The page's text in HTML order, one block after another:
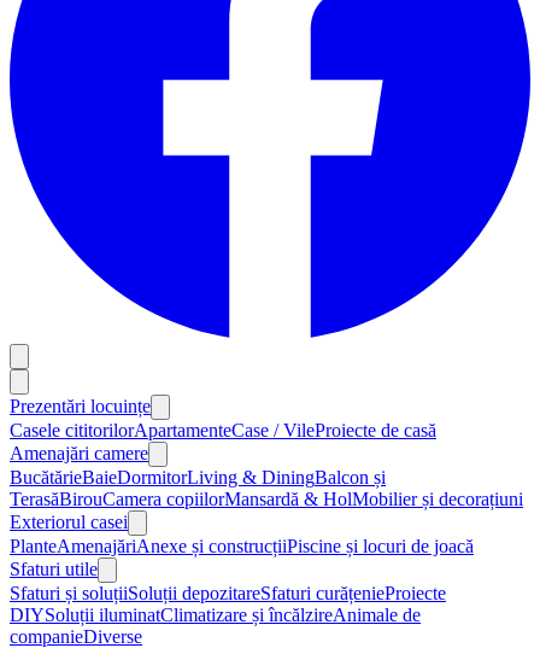
Prezentări locuințe
Casele cititorilorApartamenteCase / VileProiecte de casă
Amenajări camere
BucătărieBaieDormitorLiving & DiningBalcon și
TerasăBirouCamera copiilorMansardă & HolMobilier și decorațiuni
Exteriorul casei
PlanteAmenajăriAnexe și construcțiiPiscine și locuri de joacă
Sfaturi utile
Sfaturi și soluțiiSoluții depozitareSfaturi curățenieProiecte
DIYSoluții iluminatClimatizare și încălzireAnimale de
companieDiverse